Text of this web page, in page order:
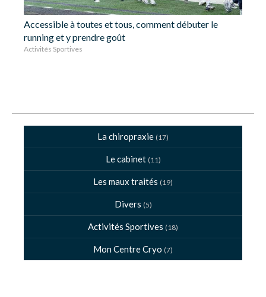
Accessible à toutes et tous, comment débuter le
running et y prendre goût
Activités Sportives
La chiropraxie (17)
Le cabinet (11)
Les maux traités (19)
Divers (5)
Activités Sportives (18)
Mon Centre Cryo (7)